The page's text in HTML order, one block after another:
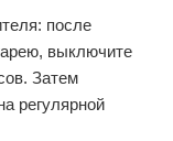
после
выключите
Затем
регулярной